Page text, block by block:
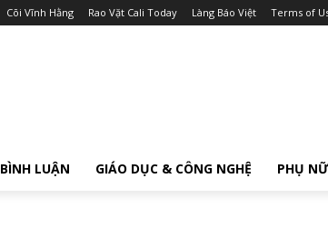
Cõi Vĩnh Hằng Rao Vặt Cali Today Làng Báo Việt Terms of
BÌNH LUẬN GIÁO DỤC & CÔNG NGHỆ PHỤ NỮ